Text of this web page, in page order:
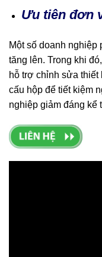
Ưu tiên đơn
Một số doanh nghiệp
tăng lên. Trong khi
hỗ trợ chỉnh sửa
cấu hộp để tiết kiệm
nghiệp giảm đáng kể